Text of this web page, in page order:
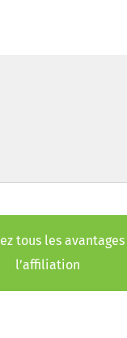
tous les
l’affiliation